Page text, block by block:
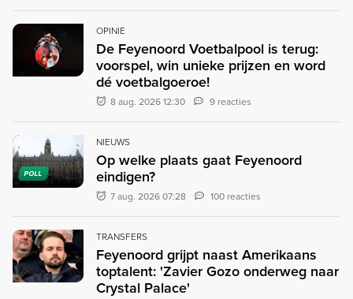
OPINIE
De Feyenoord Voetbalpool is terug:
voorspel, win unieke prijzen en word
dé voetbalgoeroe!
8 aug. 2026 12:30 9 reacties
POLL
NIEUWS
Op welke plaats gaat Feyenoord
eindigen?
7 aug. 2026 07:28 100 reacties
TRANSFERS
Feyenoord grijpt naast Amerikaans
toptalent: 'Zavier Gozo onderweg naar
Crystal Palace'